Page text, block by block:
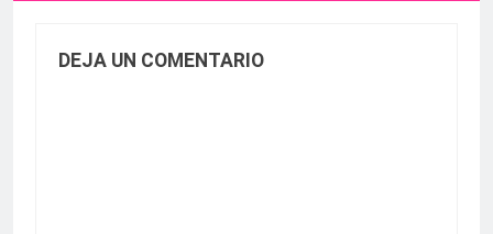
DEJA UN COMENTARIO